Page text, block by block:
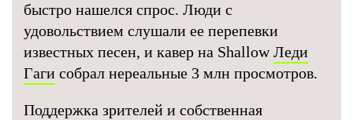
быстро нашелся спрос. Люди с
удовольствием слушали ее перепевки
известных песен, и кавер на ShallowЛеди
Гаги собрал нереальные 3 млн просмотров.
Поддержка зрителей и собственная